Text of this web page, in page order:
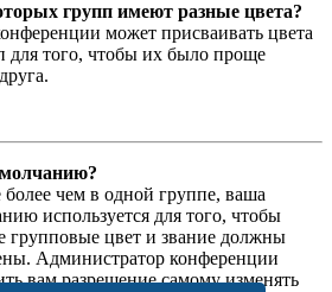
групп имеют разные цвета?
может присваивать цвета
для того, чтобы их было проще
чем в одной группе, ваша
используется для того, чтобы
групповые цвет и звание должны
Администратор конференции
вам разрешение самому изменять